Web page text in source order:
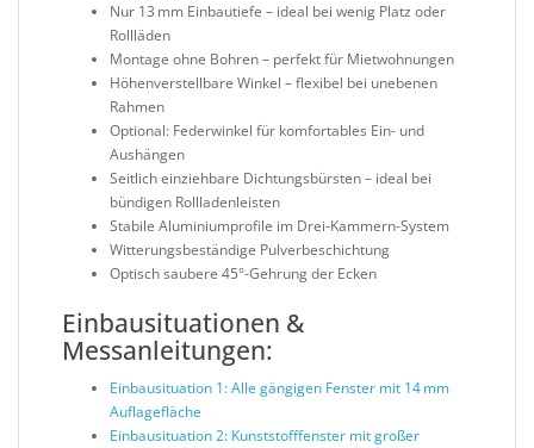
Nur 13 mm Einbautiefe – ideal bei wenig Platz oder
Rollläden
Montage ohne Bohren – perfekt für Mietwohnungen
Höhenverstellbare Winkel – flexibel bei unebenen
Rahmen
Optional: Federwinkel für komfortables Ein- und
Aushängen
Seitlich einziehbare Dichtungsbürsten – ideal bei
bündigen Rollladenleisten
Stabile Aluminiumprofile im Drei-Kammern-System
Witterungsbeständige Pulverbeschichtung
Optisch saubere 45°-Gehrung der Ecken
Einbausituationen &
Messanleitungen:
Einbausituation 1: Alle gängigen Fenster mit 14 mm
Auflagefläche
Einbausituation 2: Kunststofffenster mit großer